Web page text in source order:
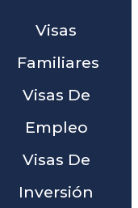
Visas
Familiares
Visas De
Empleo
Visas De
Inversión